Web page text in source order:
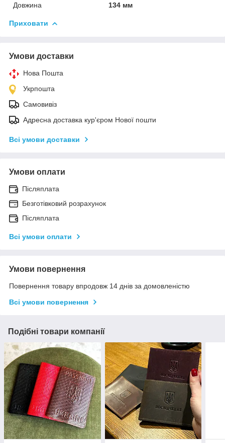
Довжина
134 мм
Приховати
Умови доставки
Нова Пошта
Укрпошта
Самовивіз
Адресна доставка кур'єром Нової пошти
Всі умови доставки
Умови оплати
Післяплата
Безготівковий розрахунок
Післяплата
Всі умови оплати
Умови повернення
Повернення товару впродовж 14 днів за домовленістю
Всі умови повернення
Подібні товари компанії